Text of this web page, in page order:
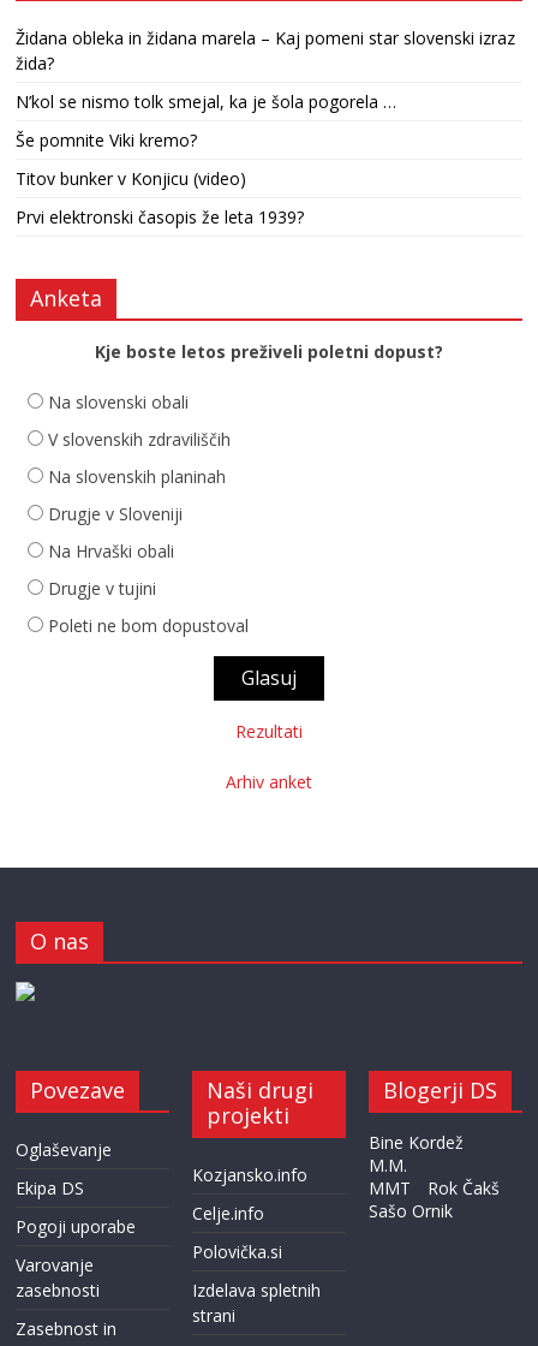
Židana obleka in židana marela – Kaj pomeni star slovenski izraz
žida?
N’kol se nismo tolk smejal, ka je šola pogorela …
Še pomnite Viki kremo?
Titov bunker v Konjicu (video)
Prvi elektronski časopis že leta 1939?
Anketa
Kje boste letos preživeli poletni dopust?
Na slovenski obali
V slovenskih zdraviliščih
Na slovenskih planinah
Drugje v Sloveniji
Na Hrvaški obali
Drugje v tujini
Poleti ne bom dopustoval
Rezultati
Arhiv anket
O nas
Povezave
Oglaševanje
Ekipa DS
Pogoji uporabe
Varovanje
zasebnosti
Zasebnost in
Naši drugi
projekti
Kozjansko.info
Celje.info
Polovička.si
Izdelava spletnih
strani
Blogerji DS
Bine Kordež
M.M.
MMT
Rok Čakš
Sašo Ornik